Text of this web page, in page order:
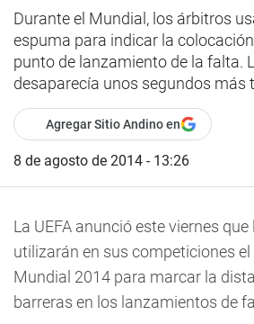
Durante el Mundial, los árbitros
espuma para indicar la colocación
punto de lanzamiento de la falta.
desaparecía unos segundos más
Agregar Sitio Andino en
8 de agosto de 2014 - 13:26
La UEFA anunció este viernes
utilizarán en sus competiciones el
Mundial 2014 para marcar la
barreras en los lanzamientos de